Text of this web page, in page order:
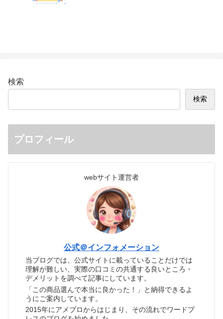
検索
検索
プロフィール
webサイト運営者
公式＠インフォメーション
当ブログでは、公式サイトに載っていることだけでは
理解が難しい、実際の口コミの共通する良いところ・
デメリットを調べて記事にしています。
「この商品選んで本当に良かった！」と納得できるよ
うにご案内しています。
2015年にアメブロからはじまり、その流れでワードプ